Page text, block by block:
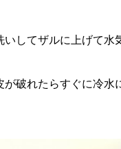
してザルに上げて水
破れたらすぐに冷水